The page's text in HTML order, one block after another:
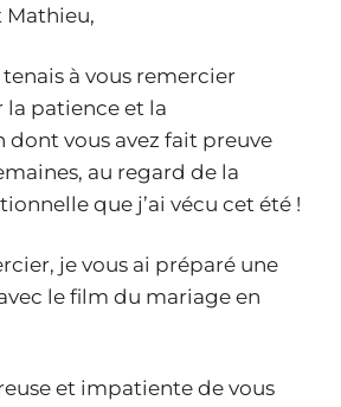
Mathieu,
à vous remercier
patience et la
vous avez fait preuve
au regard de la
que j’ai vécu cet été !
je vous ai préparé une
le film du mariage en
et impatiente de vous